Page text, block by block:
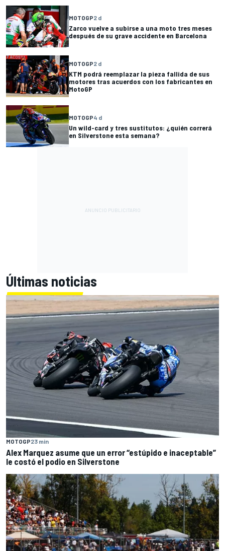
MOTOGP2 d
Zarco vuelve a subirse a una moto tres meses
después de su grave accidente en Barcelona
MOTOGP2 d
KTM podrá reemplazar la pieza fallida de sus
motores tras acuerdos con los fabricantes en
MotoGP
MOTOGP4 d
Un wild-card y tres sustitutos: ¿quién correrá
en Silverstone esta semana?
Últimas noticias
MOTOGP23 min
Alex Marquez asume que un error “estúpido e inaceptable”
le costó el podio en Silverstone